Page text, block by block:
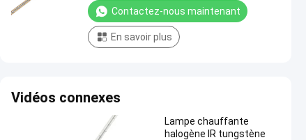
Contactez-nous maintenant
En savoir plus
Vidéos connexes
Lampe chauffante
halogène IR tungstène